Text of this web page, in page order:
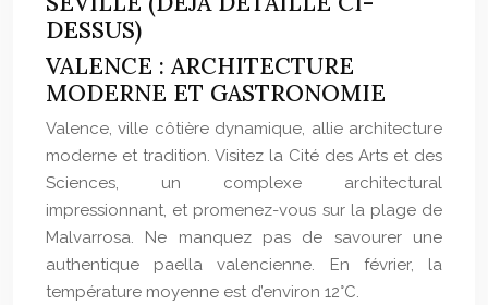
DESSUS)
VALENCE : ARCHITECTURE
MODERNE ET GASTRONOMIE
Valence, ville côtière dynamique, allie architecture
moderne et tradition. Visitez la Cité des Arts et des
Sciences, un complexe architectural
impressionnant, et promenez-vous sur la plage de
Malvarrosa. Ne manquez pas de savourer une
authentique paella valencienne. En février, la
température moyenne est d’environ 12°C.